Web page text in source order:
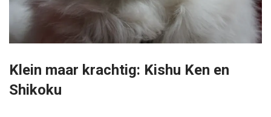
Klein maar krachtig: Kishu Ken en
Shikoku